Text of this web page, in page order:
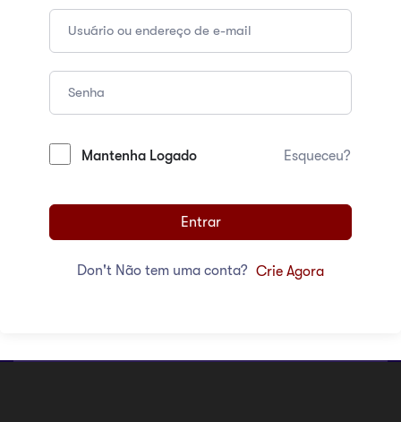
Mantenha Logado Esqueceu?
Entrar
Don't Não tem uma conta? Crie Agora